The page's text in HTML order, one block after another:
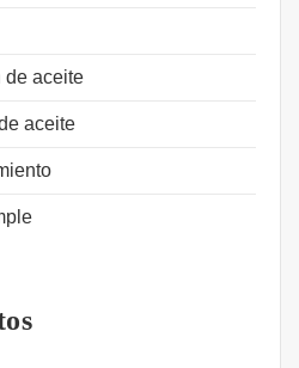
de aceite
aceite